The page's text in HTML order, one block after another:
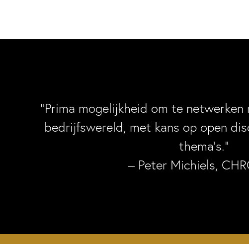
“Prima mogelijkheid om te
bedrijfswereld, met kans op open
thema’s.”
– Peter Michiels,